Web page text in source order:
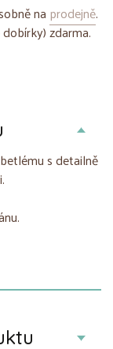
na prodejně.
zdarma.
s detailně